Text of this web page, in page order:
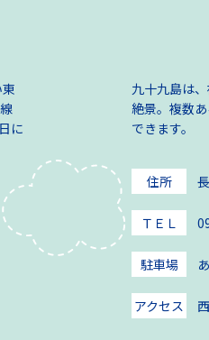
に
九十九島は
絶景。複数
できます。
住所
ＴＥＬ
駐車場
アクセス